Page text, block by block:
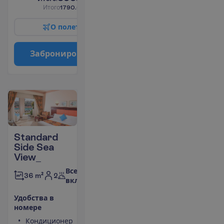
Итого1790.00
О полет
Заброниро
Standard
Side Sea
View_
36 m² 2
Все
включено
Удобства в
номере
Кондиционер